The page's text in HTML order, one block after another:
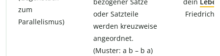
zum
Parallelismus)
oder Satzteile
werden kreuzweise
angeordnet.
(Muster: a b – b a)
Friedrich